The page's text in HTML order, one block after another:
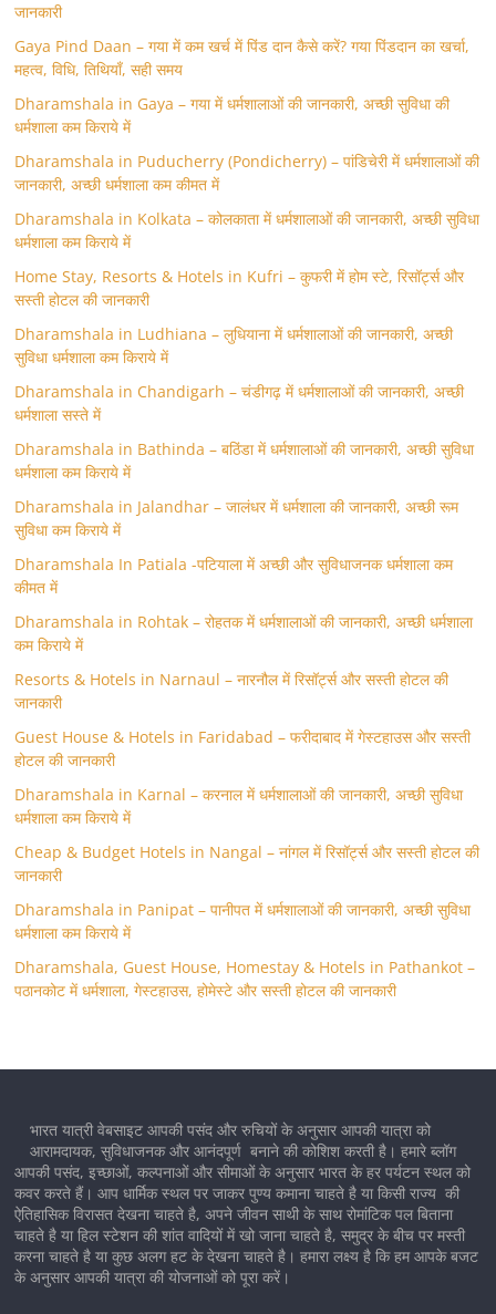
जानकारी
Gaya Pind Daan – गया में कम खर्च में पिंड दान कैसे करें? गया पिंडदान का खर्चा,
महत्व, विधि, तिथियाँ, सही समय
Dharamshala in Gaya – गया में धर्मशालाओं की जानकारी, अच्छी सुविधा की
धर्मशाला कम किराये में
Dharamshala in Puducherry (Pondicherry) – पांडिचेरी में धर्मशालाओं की
जानकारी, अच्छी धर्मशाला कम कीमत में
Dharamshala in Kolkata – कोलकाता में धर्मशालाओं की जानकारी, अच्छी सुविधा
धर्मशाला कम किराये में
Home Stay, Resorts & Hotels in Kufri – कुफरी में होम स्‍टे, रिसॉर्ट्स और
सस्ती होटल की जानकारी
Dharamshala in Ludhiana – लुधियाना में धर्मशालाओं की जानकारी, अच्छी
सुविधा धर्मशाला कम किराये में
Dharamshala in Chandigarh – चंडीगढ़ में धर्मशालाओं की जानकारी, अच्छी
धर्मशाला सस्ते में
Dharamshala in Bathinda – बठिंडा में धर्मशालाओं की जानकारी, अच्छी सुविधा
धर्मशाला कम किराये में
Dharamshala in Jalandhar – जालंधर में धर्मशाला की जानकारी, अच्छी रूम
सुविधा कम किराये में
Dharamshala In Patiala -पटियाला में अच्छी और सुविधाजनक धर्मशाला कम
कीमत में
Dharamshala in Rohtak – रोहतक में धर्मशालाओं की जानकारी, अच्छी धर्मशाला
कम किराये में
Resorts & Hotels in Narnaul – नारनौल में रिसॉर्ट्स और सस्ती होटल की
जानकारी
Guest House & Hotels in Faridabad – फरीदाबाद में गेस्टहाउस और सस्ती
होटल की जानकारी
Dharamshala in Karnal – करनाल में धर्मशालाओं की जानकारी, अच्छी सुविधा
धर्मशाला कम किराये में
Cheap & Budget Hotels in Nangal – नांगल में रिसॉर्ट्स और सस्ती होटल की
जानकारी
Dharamshala in Panipat – पानीपत में धर्मशालाओं की जानकारी, अच्छी सुविधा
धर्मशाला कम किराये में
Dharamshala, Guest House, Homestay & Hotels in Pathankot –
पठानकोट में धर्मशाला, गेस्टहाउस, होमेस्टे और सस्ती होटल की जानकारी
भारत यात्री वेबसाइट आपकी पसंद और रुचियों के अनुसार आपकी यात्रा को
आरामदायक, सुविधाजनक और आनंदपूर्ण बनाने की कोशिश करती है। हमारे ब्लॉग
आपकी पसंद, इच्छाओं, कल्पनाओं और सीमाओं के अनुसार भारत के हर पर्यटन स्थल को
कवर करते हैं। आप धार्मिक स्थल पर जाकर पुण्य कमाना चाहते है या किसी राज्य की
ऐतिहासिक विरासत देखना चाहते है, अपने जीवन साथी के साथ रोमांटिक पल बिताना
चाहते है या हिल स्टेशन की शांत वादियों में खो जाना चाहते है, समुद्र के बीच पर मस्ती
करना चाहते है या कुछ अलग हट के देखना चाहते है। हमारा लक्ष्य है कि हम आपके बजट
के अनुसार आपकी यात्रा की योजनाओं को पूरा करें।